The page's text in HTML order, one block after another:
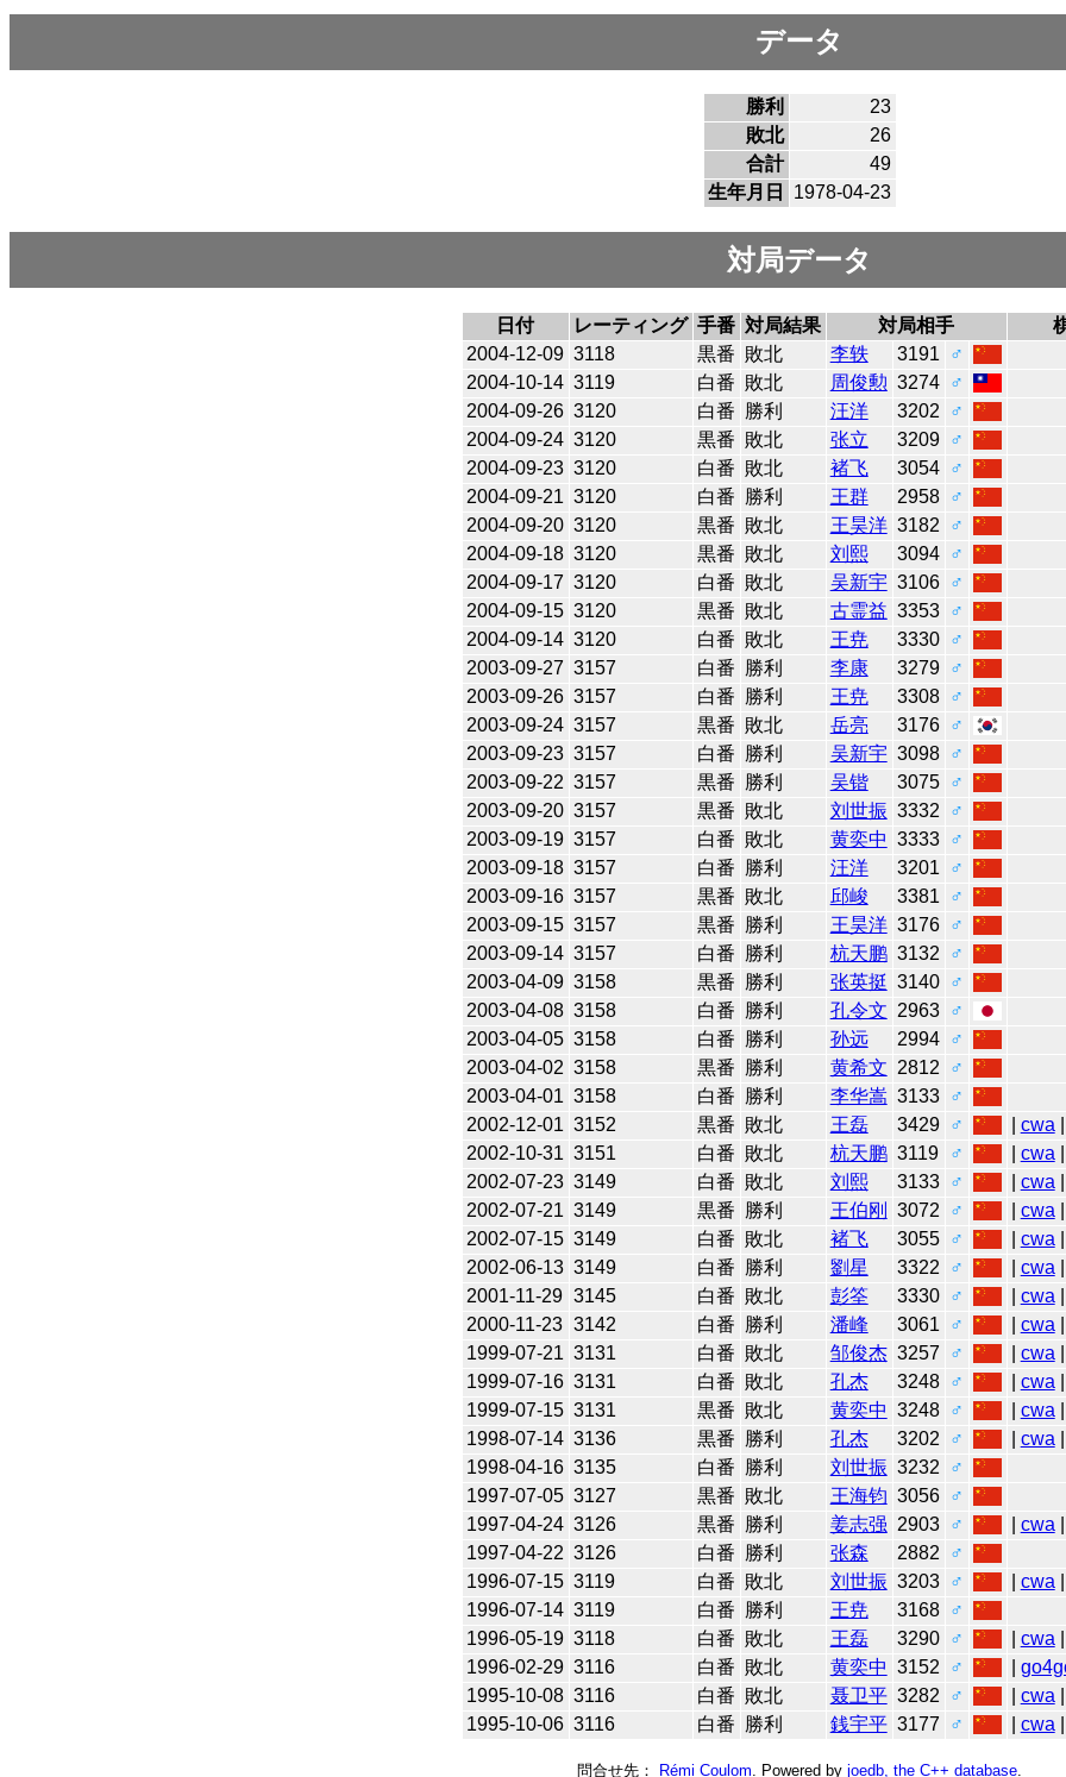
データ
勝利
23
敗北
26
合計
49
生年月日
1978-04-23
対局データ
日付 レーティング 手番 対局結果 対局相手
2004-12-09 3118 黒番 敗北 李轶 3191
♂
2004-10-14 3119 白番 敗北 周俊勲 3274
♂
2004-09-26 3120 白番 勝利 汪洋 3202
♂
2004-09-24 3120 黒番 敗北 张立 3209
♂
2004-09-23 3120 白番 敗北 褚飞 3054
♂
2004-09-21 3120 白番 勝利 王群 2958
♂
2004-09-20 3120 黒番 敗北 王昊洋 3182
♂
2004-09-18 3120 黒番 敗北 刘熙 3094
♂
2004-09-17 3120 白番 敗北 吴新宇 3106
♂
2004-09-15 3120 黒番 敗北 古霊益 3353
♂
2004-09-14 3120 白番 敗北 王尭 3330
♂
2003-09-27 3157 白番 勝利 李康 3279
♂
2003-09-26 3157 白番 勝利 王尭 3308
♂
2003-09-24 3157 黒番 敗北 岳亮 3176
♂
2003-09-23 3157 白番 勝利 吴新宇 3098
♂
2003-09-22 3157 黒番 勝利 吴锴 3075
♂
2003-09-20 3157 黒番 敗北 刘世振 3332
♂
2003-09-19 3157 白番 敗北 黄奕中 3333
♂
2003-09-18 3157 白番 勝利 汪洋 3201
♂
2003-09-16 3157 黒番 敗北 邱峻 3381
♂
2003-09-15 3157 黒番 勝利 王昊洋 3176
♂
2003-09-14 3157 白番 勝利 杭天鹏 3132
♂
2003-04-09 3158 黒番 勝利 张英挺 3140
♂
2003-04-08 3158 白番 勝利 孔令文 2963
♂
2003-04-05 3158 白番 勝利 孙远 2994
♂
2003-04-02 3158 黒番 勝利 黄希文 2812
♂
2003-04-01 3158 白番 勝利 李华嵩 3133
♂
2002-12-01 3152 黒番 敗北 王磊 3429 ♂ cwa
2002-10-31 3151 白番 敗北 杭天鹏 3119 ♂ cwa
2002-07-23 3149 白番 敗北 刘熙 3133 ♂ cwa
2002-07-21 3149 黒番 勝利 王伯刚 3072 ♂ cwa
2002-07-15 3149 白番 敗北 褚飞 3055 ♂ cwa
2002-06-13 3149 白番 勝利 劉星 3322 ♂ cwa
2001-11-29 3145 白番 敗北 彭筌 3330 ♂ cwa
2000-11-23 3142 白番 勝利 潘峰 3061 ♂ cwa
1999-07-21 3131 白番 敗北 邹俊杰 3257 ♂ cwa
1999-07-16 3131 白番 敗北 孔杰 3248 ♂ cwa
1999-07-15 3131 黒番 敗北 黄奕中 3248 ♂ cwa
1998-07-14 3136 黒番 勝利 孔杰 3202 ♂ cwa
1998-04-16 3135 白番 勝利 刘世振 3232
♂
1997-07-05 3127 黒番 敗北 王海钧 3056
♂
1997-04-24 3126 黒番 勝利 姜志强 2903 ♂ cwa
1997-04-22 3126 白番 勝利 张森 2882
♂
1996-07-15 3119 白番 敗北 刘世振 3203 ♂ cwa
1996-07-14 3119 白番 勝利 王尭 3168
♂
1996-05-19 3118 白番 敗北 王磊 3290 ♂ cwa
1996-02-29 3116 白番 敗北 黄奕中 3152 ♂
1995-10-08 3116 白番 敗北 聂卫平 3282 ♂ cwa
1995-10-06 3116 白番 勝利 銭宇平 3177 ♂ cwa
問合せ先： Rémi Coulom . Powered by joedb, the C++ database